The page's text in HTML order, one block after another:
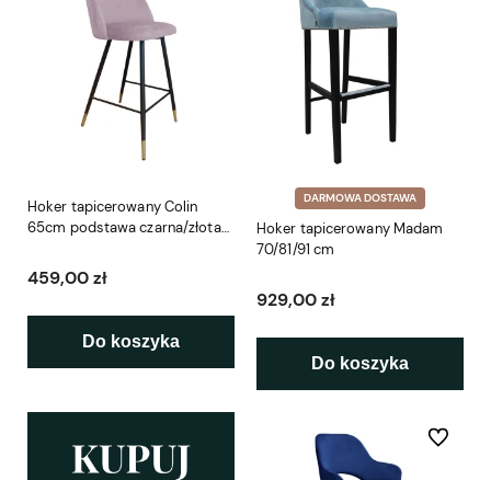
Hoker tapicerowany Colin
65cm podstawa czarna/złota
459,00 zł
Do koszyka
DARMOWA DOSTAWA
Hoker tapicerowany Madam
70/81/91 cm
929,00 zł
Do koszyka
Do